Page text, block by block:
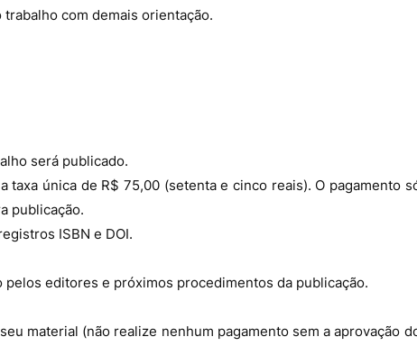
com demais orientação.
será publicado.
taxa única de R$ 75,00 (setenta e cinco reais). O pagamento
publicação.
ISBN e DOI.
pelos editores e próximos procedimentos da publicação.
material (não realize nenhum pagamento sem a aprovação